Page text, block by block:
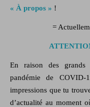
« À propos » !
=
En raison des grands
pandémie de
impressions que tu
d’actualité au moment